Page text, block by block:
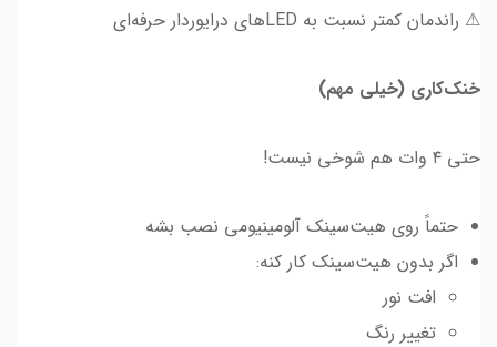
⚠ راندمان کمتر نسبت به LEDهای درایور‌دار حرفه‌ای
خنک‌کاری (خیلی مهم)
حتی ۴ وات هم شوخی نیست!
حتماً روی هیت‌سینک آلومینیومی نصب بشه
اگر بدون هیت‌سینک کار کنه:
افت نور
تغییر رنگ